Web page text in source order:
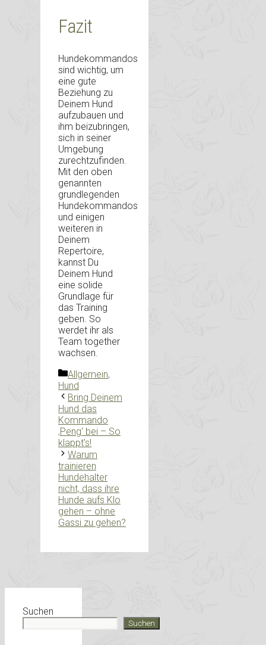
Fazit
Hundekommandos
sind wichtig, um
eine gute
Beziehung zu
Deinem Hund
aufzubauen und
ihm beizubringen,
sich in seiner
Umgebung
zurechtzufinden.
Mit den oben
genannten
grundlegenden
Hundekommandos
und einigen
weiteren in
Deinem
Repertoire,
kannst Du
Deinem Hund
eine solide
Grundlage für
das Training
geben. So
werdet ihr als
Team together
wachsen.
Kategorien
Allgemein,
Hund
Bring Deinem
Hund das
Kommando
‚Peng‘ bei – So
klappt’s!
Warum
trainieren
Hundehalter
nicht, dass ihre
Hunde aufs Klo
gehen – ohne
Gassi zu gehen?
Suchen
Suchen